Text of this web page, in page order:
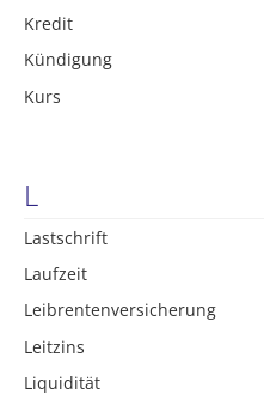
Kredit
Kündigung
Kurs
L
Lastschrift
Laufzeit
Leibrentenversicherung
Leitzins
Liquidität